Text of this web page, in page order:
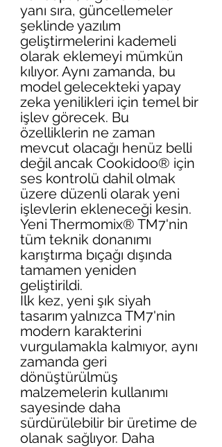
yanı sıra, güncellemeler
şeklinde yazılım
geliştirmelerini kademeli
olarak eklemeyi mümkün
kılıyor. Aynı zamanda, bu
model gelecekteki yapay
zeka yenilikleri için temel bir
işlev görecek. Bu
özelliklerin ne zaman
mevcut olacağı henüz belli
değil ancak Cookidoo® için
ses kontrolü dahil olmak
üzere düzenli olarak yeni
işlevlerin ekleneceği kesin.
Yeni Thermomix® TM7'nin
tüm teknik donanımı
karıştırma bıçağı dışında
tamamen yeniden
geliştirildi.
İlk kez, yeni şık siyah
tasarım yalnızca TM7'nin
modern karakterini
vurgulamakla kalmıyor, aynı
zamanda geri
dönüştürülmüş
malzemelerin kullanımı
sayesinde daha
sürdürülebilir bir üretime de
olanak sağlıyor. Daha